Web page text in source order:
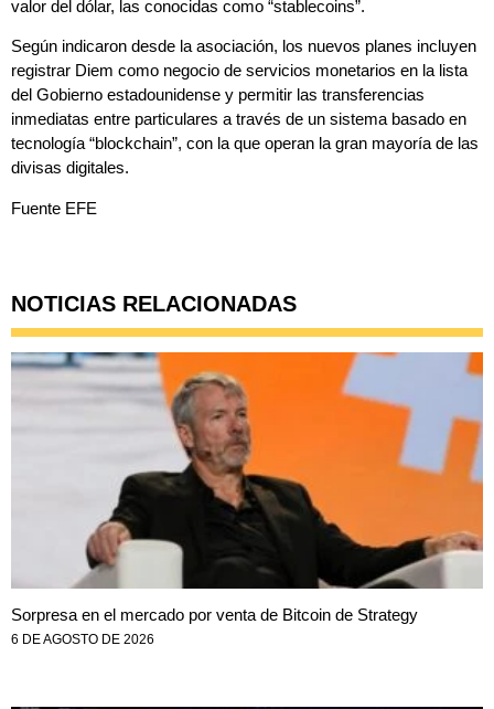
valor del dólar, las conocidas como “stablecoins”.
Según indicaron desde la asociación, los nuevos planes incluyen
registrar Diem como negocio de servicios monetarios en la lista
del Gobierno estadounidense y permitir las transferencias
inmediatas entre particulares a través de un sistema basado en
tecnología “blockchain”, con la que operan la gran mayoría de las
divisas digitales.
Fuente EFE
NOTICIAS RELACIONADAS
Sorpresa en el mercado por venta de Bitcoin de Strategy
6 DE AGOSTO DE 2026